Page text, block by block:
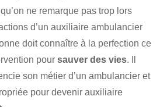
ne remarque pas trop lors
d’un auxiliaire ambulancier
doit connaître à la perfection ce
poursauver des vies. Il
son métier d’un ambulancier et
pour devenir auxiliaire